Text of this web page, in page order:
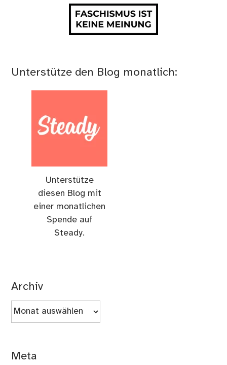
Unterstütze den Blog monatlich:
Unterstütze
diesen Blog mit
einer monatlichen
Spende auf
Steady.
Archiv
Archiv
Meta